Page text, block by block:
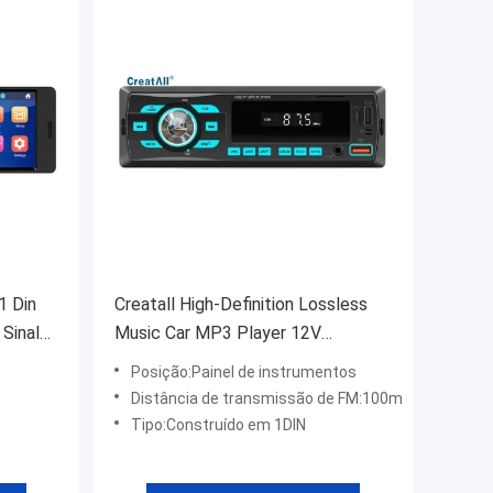
Din
Creatall High-Definition Lossless
Music Car MP3 Player 12V
Universal Smart BT Conexão USB
sem fio Autorização especial
Posição:Painel de instrumentos
Distância de transmissão de FM:100m
Tipo:Construído em 1DIN